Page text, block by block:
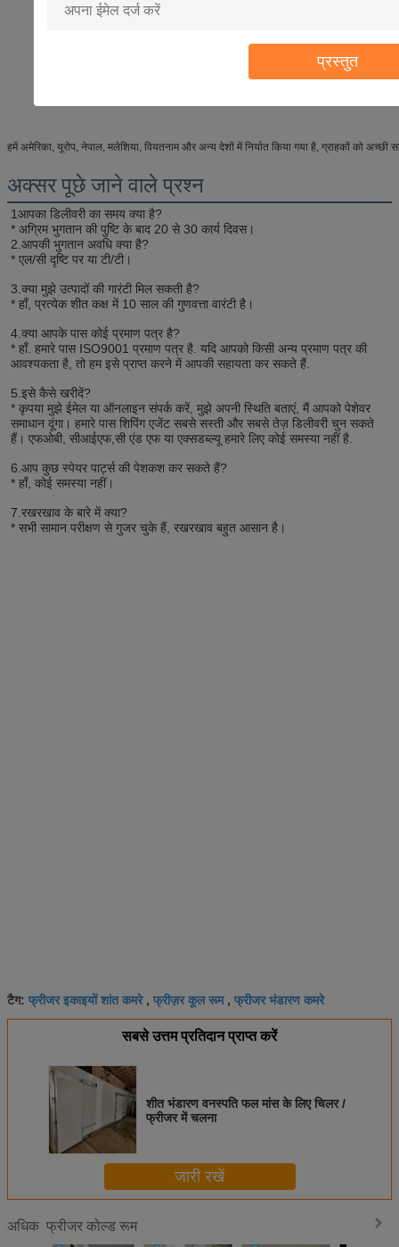
प्रस्तुत
हमें अमेरिका, यूरोप, नेपाल, मलेशिया, वियतनाम और अन्य देशों में निर्यात किया गया है, ग्राहकों को अच्छी
अक्सर पूछे जाने वाले प्रश्न
1आपका डिलीवरी का समय क्या है?
* अग्रिम भुगतान की पुष्टि के बाद 20 से 30 कार्य दिवस।
2. आपकी भुगतान अवधि क्या है?
* एल/सी दृष्टि पर या टी/टी।
3. क्या मुझे उत्पादों की गारंटी मिल सकती है?
* हाँ, प्रत्येक शीत कक्ष में 10 साल की गुणवत्ता वारंटी है।
4. क्या आपके पास कोई प्रमाण पत्र है?
* हाँ. हमारे पास ISO9001 प्रमाण पत्र है. यदि आपको किसी अन्य प्रमाण पत्र की
आवश्यकता है, तो हम इसे प्राप्त करने में आपकी सहायता कर सकते हैं.
5. इसे कैसे खरीदें?
* कृपया मुझे ईमेल या ऑनलाइन संपर्क करें, मुझे अपनी स्थिति बताएं, मैं आपको पेशेवर
समाधान दूंगा। हमारे पास शिपिंग एजेंट सबसे सस्ती और सबसे तेज़ डिलीवरी चुन सकते
हैं। एफओबी, सीआईएफ,सी एंड एफ या एक्सडब्ल्यू हमारे लिए कोई समस्या नहीं है.
6. आप कुछ स्पेयर पार्ट्स की पेशकश कर सकते हैं?
* हाँ, कोई समस्या नहीं।
7. रखरखाव के बारे में क्या?
* सभी सामान परीक्षण से गुजर चुके हैं, रखरखाव बहुत आसान है।
टैग: फ्रीजर इकाइयों शांत कमरे, फ्रीज़र कूल रूम, फ्रीजर भंडारण कमरे
सबसे उत्तम प्रतिदान प्राप्त करें
शीत भंडारण वनस्पति फल मांस के लिए चिलर /
फ्रीजर में चलना
जारी रखें
अधिक फ्रीजर कोल्ड रूम